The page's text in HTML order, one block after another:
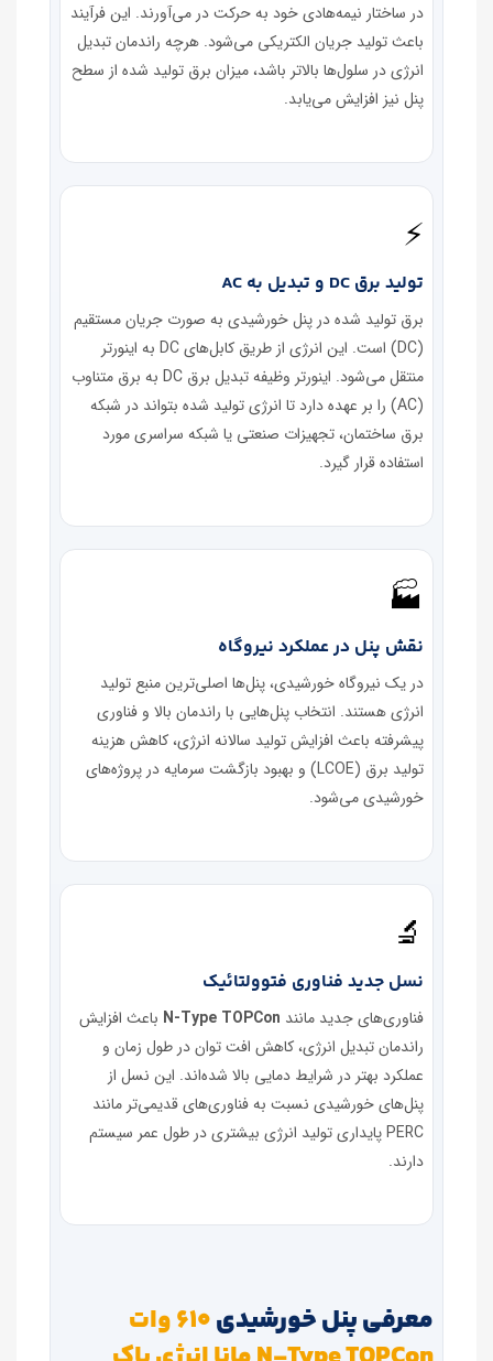
در ساختار نیمه‌هادی خود به حرکت در می‌آورند. این فرآیند
باعث تولید جریان الکتریکی می‌شود. هرچه راندمان تبدیل
انرژی در سلول‌ها بالاتر باشد، میزان برق تولید شده از سطح
پنل نیز افزایش می‌یابد.
⚡
تولید برق DC و تبدیل به AC
برق تولید شده در پنل خورشیدی به صورت جریان مستقیم
(DC) است. این انرژی از طریق کابل‌های DC به اینورتر
منتقل می‌شود. اینورتر وظیفه تبدیل برق DC به برق متناوب
(AC) را بر عهده دارد تا انرژی تولید شده بتواند در شبکه
برق ساختمان، تجهیزات صنعتی یا شبکه سراسری مورد
استفاده قرار گیرد.
🏭
نقش پنل در عملکرد نیروگاه
در یک نیروگاه خورشیدی، پنل‌ها اصلی‌ترین منبع تولید
انرژی هستند. انتخاب پنل‌هایی با راندمان بالا و فناوری
پیشرفته باعث افزایش تولید سالانه انرژی، کاهش هزینه
تولید برق (LCOE) و بهبود بازگشت سرمایه در پروژه‌های
خورشیدی می‌شود.
🔬
نسل جدید فناوری فتوولتائیک
فناوری‌های جدید مانند N‑Type TOPCon باعث افزایش
راندمان تبدیل انرژی، کاهش افت توان در طول زمان و
عملکرد بهتر در شرایط دمایی بالا شده‌اند. این نسل از
پنل‌های خورشیدی نسبت به فناوری‌های قدیمی‌تر مانند
PERC پایداری تولید انرژی بیشتری در طول عمر سیستم
دارند.
معرفی پنل خورشیدی
610 وات